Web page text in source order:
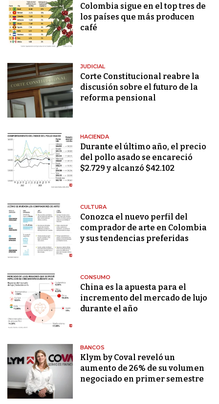
Colombia sigue en el top tres de
los países que más producen
café
JUDICIAL
Corte Constitucional reabre la
discusión sobre el futuro de la
reforma pensional
HACIENDA
Durante el último año, el precio
del pollo asado se encareció
$2.729 y alcanzó $42.102
CULTURA
Conozca el nuevo perfil del
comprador de arte en Colombia
y sus tendencias preferidas
CONSUMO
China es la apuesta para el
incremento del mercado de lujo
durante el año
BANCOS
Klym by Coval reveló un
aumento de 26% de su volumen
negociado en primer semestre